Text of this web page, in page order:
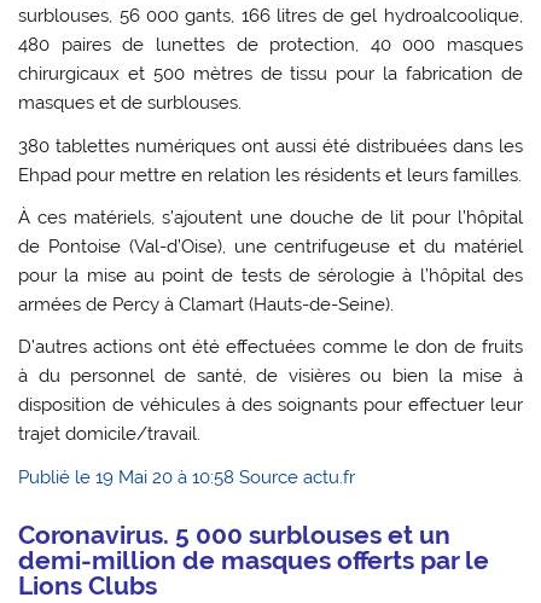
surblouses, 56 000 gants, 166 litres de gel hydroalcoolique,
480 paires de lunettes de protection, 40 000 masques
chirurgicaux et 500 mètres de tissu pour la fabrication de
masques et de surblouses.
380 tablettes numériques ont aussi été distribuées dans les
Ehpad pour mettre en relation les résidents et leurs familles.
À ces matériels, s’ajoutent une douche de lit pour l’hôpital
de Pontoise (Val-d’Oise), une centrifugeuse et du matériel
pour la mise au point de tests de sérologie à l’hôpital des
armées de Percy à Clamart (Hauts-de-Seine).
D’autres actions ont été effectuées comme le don de fruits
à du personnel de santé, de visières ou bien la mise à
disposition de véhicules à des soignants pour effectuer leur
trajet domicile/travail.
Publié le 19 Mai 20 à 10:58 Source actu.fr
Coronavirus. 5 000 surblouses et un
demi-million de masques offerts par le
Lions Clubs